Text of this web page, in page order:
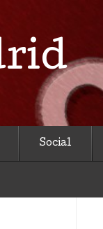
Social